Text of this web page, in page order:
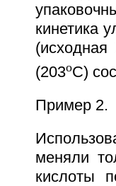
кинетика
(203oС)
Пример 2.
меняли
кислоты